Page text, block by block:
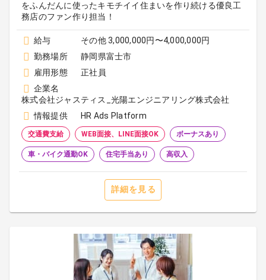
をふんだんに使ったキモチイイ住まいを作り続ける優良工
務店のファン作り担当！
給与
その他 3,000,000円〜4,000,000円
勤務場所
静岡県富士市
雇用形態
正社員
企業名
株式会社ジャスティス_光陽エンジニアリング株式会社
情報提供
HR Ads Platform
交通費支給 WEB面接、LINE面接OK ボーナスあり
車・バイク通勤OK 住宅手当あり 高収入
詳細を見る